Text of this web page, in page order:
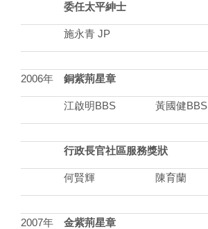
委任太平紳士
施永青 JP
2006年 銅紫荊星章
江啟明BBS 黃國健BBS
行政長官社區服務獎狀
何賢輝 陳育蘭
2007年 金紫荊星章